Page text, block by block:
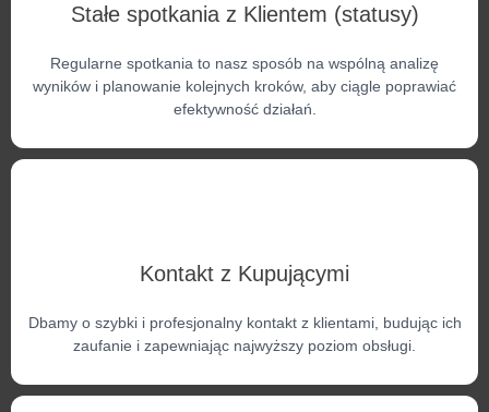
Stałe spotkania z Klientem (statusy)
Regularne spotkania to nasz sposób na wspólną analizę
wyników i planowanie kolejnych kroków, aby ciągle poprawiać
efektywność działań.
Kontakt z Kupującymi
Dbamy o szybki i profesjonalny kontakt z klientami, budując ich
zaufanie i zapewniając najwyższy poziom obsługi.